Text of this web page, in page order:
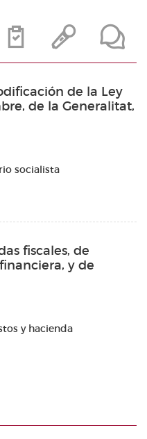
de la Ley
de la Generalitat,
socialista
fiscales, de
y de
y hacienda